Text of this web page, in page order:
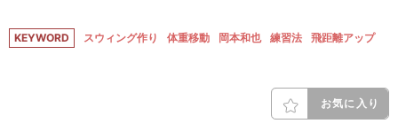
KEYWORD スウィング作り 体重移動 岡本和也 練習法 飛距離アップ
お気に入り